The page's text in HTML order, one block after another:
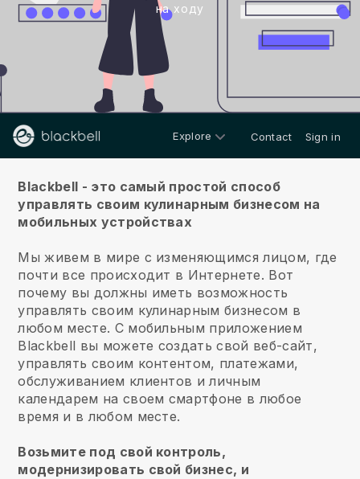
на ходу
Explore Contact Sign in
Blackbell - это самый простой способ
управлять своим кулинарным бизнесом на
мобильных устройствах
Мы живем в мире с изменяющимся лицом, где
почти все происходит в Интернете. Вот
почему вы должны иметь возможность
управлять своим кулинарным бизнесом в
любом месте. С мобильным приложением
Blackbell вы можете создать свой веб-сайт,
управлять своим контентом, платежами,
обслуживанием клиентов и личным
календарем на своем смартфоне в любое
время и в любом месте.
Возьмите под свой контроль,
модернизировать свой бизнес, и